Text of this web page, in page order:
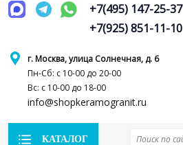
г. Москва, улица Солнечная, д. 6
Пн-Сб: с 10-00 до 20-00
Вс: с 10-00 до 18-00
info@shopkeramogranit.ru
+7(495) 147-25-37
+7(925) 851-11-10
КАТАЛОГ